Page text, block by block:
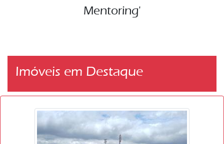
Mentoring'
Imóveis em Destaque